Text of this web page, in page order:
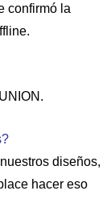
confirmó la
diseños,
hacer eso